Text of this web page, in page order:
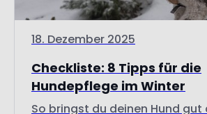
Checkliste: 8 Tipps für die
Hundepflege im Winter
So bringst du deinen Hund gut
Winter!